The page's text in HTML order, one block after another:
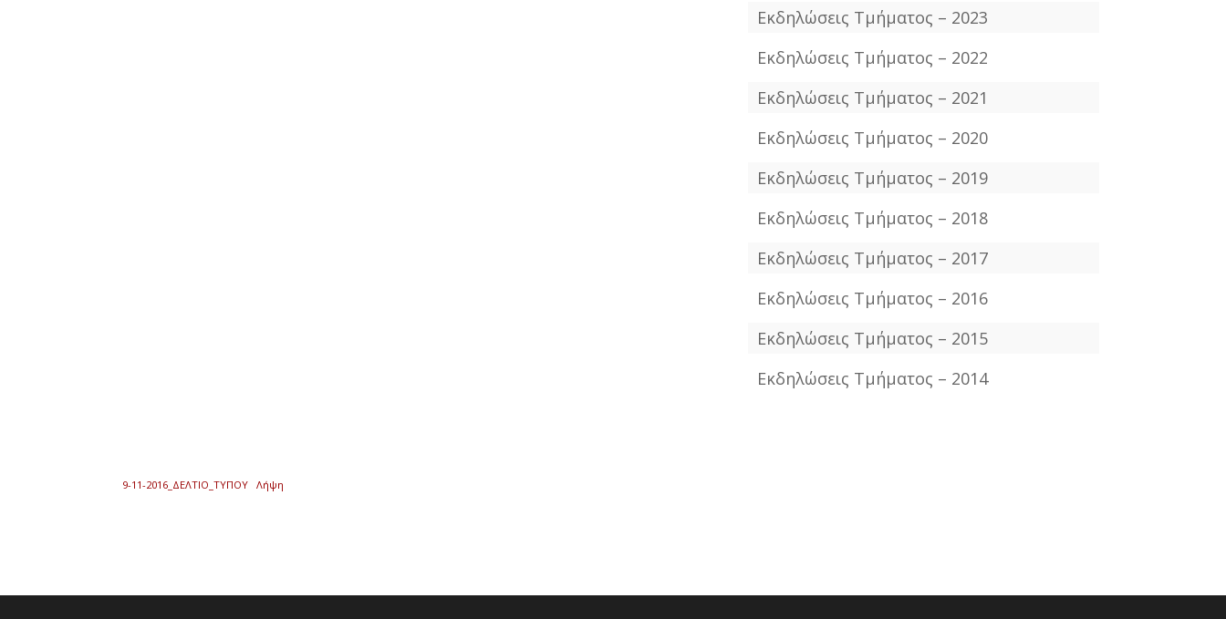
9-11-2016_ΔΕΛΤΙΟ_ΤΥΠΟΥ Λήψη
Εκδηλώσεις Τμήματος – 2023
Εκδηλώσεις Τμήματος – 2022
Εκδηλώσεις Τμήματος – 2021
Εκδηλώσεις Τμήματος – 2020
Εκδηλώσεις Τμήματος – 2019
Εκδηλώσεις Τμήματος – 2018
Εκδηλώσεις Τμήματος – 2017
Εκδηλώσεις Τμήματος – 2016
Εκδηλώσεις Τμήματος – 2015
Εκδηλώσεις Τμήματος – 2014